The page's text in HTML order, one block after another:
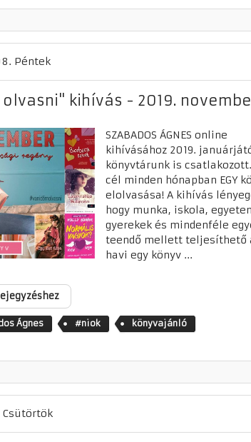
Péntek
kihívás - 2019.
SZABADOS ÁGNES online
kihívásához 2019.
könyvtárunk is
cél minden hónapban EGY
elolvasása! A kihívás
hogy munka, iskola,
gyerekek és mindenféle
teendő mellett teljesíthető
havi egy könyv ...
Ágnes #niok könyvajánló
Csütörtök